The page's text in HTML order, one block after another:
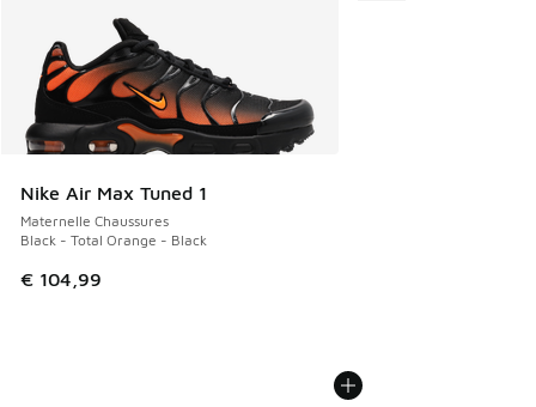
Nike Air Max Tuned 1
Maternelle Chaussures
Black - Total Orange - Black
€ 104,99